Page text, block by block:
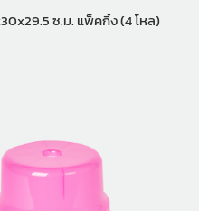
ขนาด:24x30x29.5 ซ.ม. แพ็คกิ้ง (4 โหล)